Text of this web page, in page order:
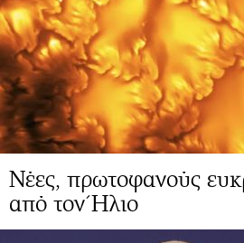
Νέες, πρωτοφανούς
από τον Ήλιο